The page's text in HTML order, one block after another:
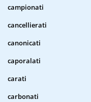
campionati
cancellierati
canonicati
caporalati
carati
carbonati